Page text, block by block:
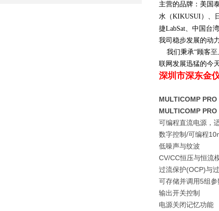
主营的品牌：美国
水（KIKUSUI ）、
捷LabSat、中国台
我司稳步发展的动
我们秉承“顾客至
联网发展迅猛的今
深圳市深东金
MULTICOMP
MULTICOMP
可编程直流电源，
数字控制/可编程
低噪声与纹波
CV/CC恒压与恒流
过流保护(OCP)与
可存储并调用5组参
输出开关控制
电源关闭记忆功能